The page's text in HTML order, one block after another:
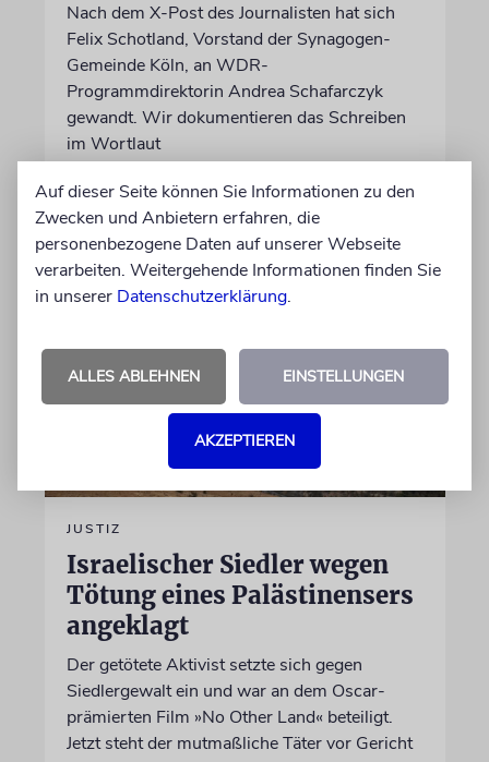
Nach dem X-Post des Journalisten hat sich
Felix Schotland, Vorstand der Synagogen-
Gemeinde Köln, an WDR-
Programmdirektorin Andrea Schafarczyk
gewandt. Wir dokumentieren das Schreiben
im Wortlaut
von Felix Schotland
JUSTIZ
Israelischer Siedler wegen
Tötung eines Palästinensers
angeklagt
Der getötete Aktivist setzte sich gegen
Siedlergewalt ein und war an dem Oscar-
prämierten Film »No Other Land« beteiligt.
Jetzt steht der mutmaßliche Täter vor Gericht
Auf dieser Seite können Sie Informationen zu den
Zwecken und Anbietern erfahren, die
personenbezogene Daten auf unserer Webseite
verarbeiten. Weitergehende Informationen finden Sie
in unserer Datenschutzerklärung.
ALLES ABLEHNEN EINSTELLUNGEN
AKZEPTIEREN